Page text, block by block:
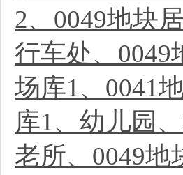
2、0049地块
行车处、0049
场库1、0041
库1、幼儿园
老所、0049